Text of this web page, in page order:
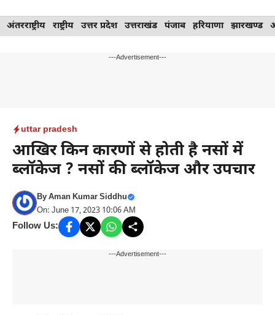
Skip
to
अंतरराष्ट्रीय राष्ट्रीय उत्तर प्रदेश उत्तराखंड पंजाब हरियाणा झारखण्ड
---Advertisement---
uttar pradesh
आखिर किन कारणों से होती है नसों में
ब्लॉकेज ? नसों की ब्लॉकेज और उपचार
ByAman Kumar Siddhu
On: June 17, 2023 10:06 AM
Follow Us:
---Advertisement---